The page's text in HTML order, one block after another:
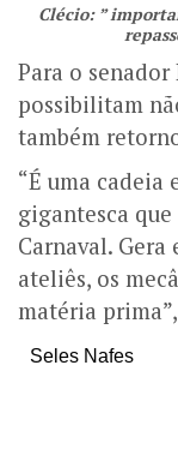
Clécio: ”
Para o
possibilitam
também
“É uma cadeia
gigantesca
Carnaval.
ateliês, os
matéria
Seles Nafes